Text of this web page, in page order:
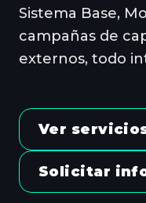
Sistema Base,
campañas de
externos, todo
Ver
Solicitar